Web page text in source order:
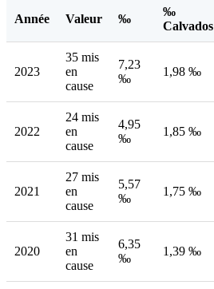
Année Valeur ‰
‰
Calvados
2023
35 mis
en
cause
7,23
‰
1,98 ‰
2022
24 mis
en
cause
4,95
‰
1,85 ‰
2021
27 mis
en
cause
5,57
‰
1,75 ‰
2020
31 mis
en
cause
6,35
‰
1,39 ‰